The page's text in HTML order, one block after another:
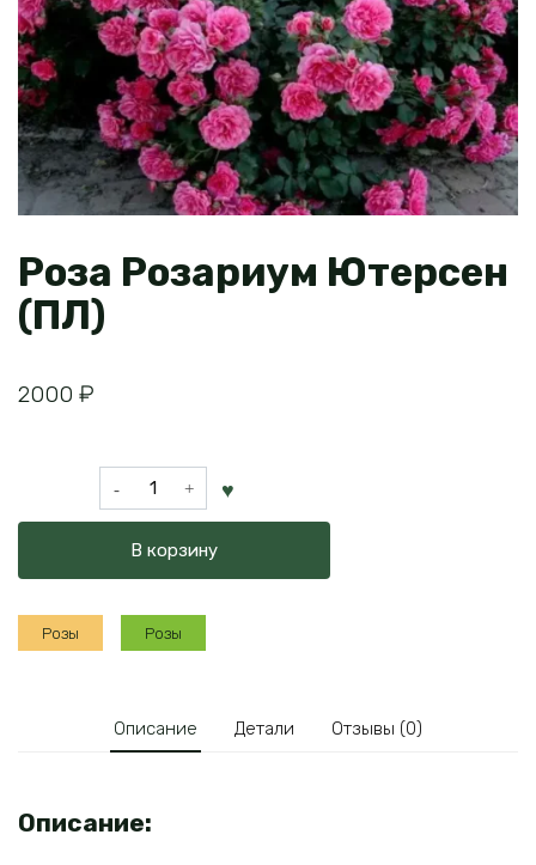
Роза Розариум Ютерсен
(ПЛ)
2000 ₽
Количество
товара
Розариум
Ютерсен
(ПЛ)
В корзину
Розы Розы
Описание Детали Отзывы (0)
Описание: